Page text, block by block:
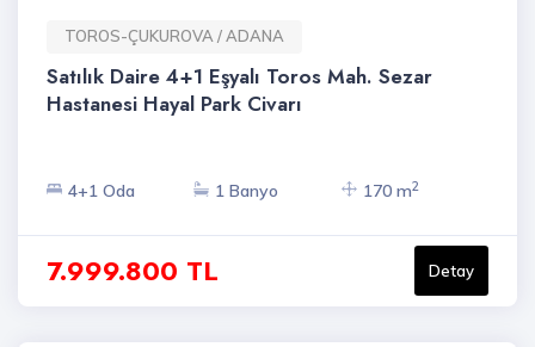
TOROS-ÇUKUROVA / ADANA
Satılık Daire 4+1 Eşyalı Toros Mah. Sezar
Hastanesi Hayal Park Civarı
4+1 Oda 1 Banyo 170 m2
7.999.800 TL Detay